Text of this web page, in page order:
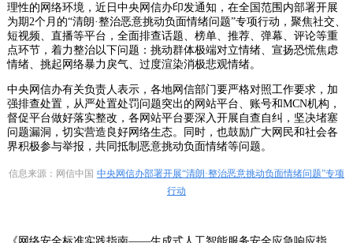
理性的网络环境，近日中央网信办印发通知，在全国范围内部署开展
为期2个月的“清朗·整治恶意挑动负面情绪问题”专项行动，聚焦社交、
短视频、直播等平台，全面排查话题、榜单、推荐、弹幕、评论等重
点环节，着力整治以下问题：挑动群体极端对立情绪、宣扬恐慌焦虑
情绪、挑起网络暴力戾气、过度渲染消极悲观情绪。
中央网信办有关负责人表示，各地网信部门要严格对照工作要求，加
强排查处置，从严处置处罚问题突出的网站平台、账号和MCN机构，
督促平台做好落实整改，各网站平台要深入开展自查自纠，坚决堵塞
问题漏洞，切实营造良好网络生态。同时，也鼓励广大网民和社会各
界积极参与举报，共同抵制恶意挑动负面情绪等问题。
信息来源：网信中国 中央网信办部署开展“清朗·整治恶意挑动负面情绪问题”专项
行动
《网络安全标准实践指南——生成式人工智能服务安全应急响应指